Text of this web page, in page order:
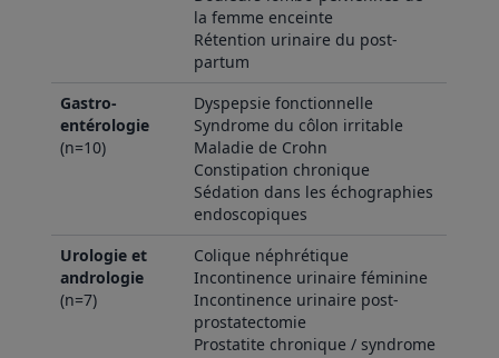
la femme enceinte
Rétention urinaire du post-
partum
Gastro-
entérologie
(n=10)
Dyspepsie fonctionnelle
Syndrome du côlon irritable
Maladie de Crohn
Constipation chronique
Sédation dans les échographies
endoscopiques
Urologie et
andrologie
(n=7)
Colique néphrétique
Incontinence urinaire féminine
Incontinence urinaire post-
prostatectomie
Prostatite chronique / syndrome